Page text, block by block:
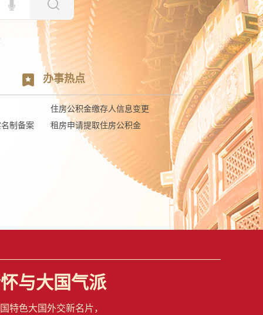
办事热点
住房公积金缴存人信息变更
制备案
租房申请提取住房公积金
与大国气派
特色大国外交新名片，